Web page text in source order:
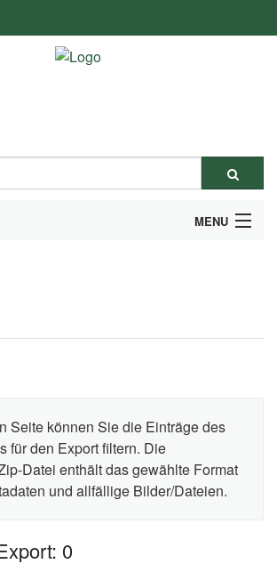
MENU
BENÖTIGT?
Seite können Sie die Einträge des
für den Export filtern. Die
Datei enthält das gewählte Format
und allfällige Bilder/Dateien.
0